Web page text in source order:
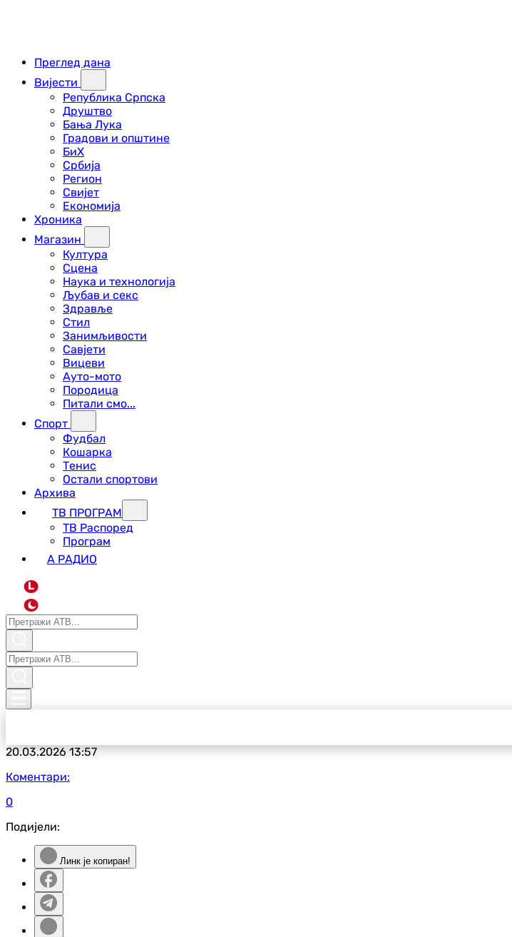
Преглед дана
Вијести
Република Српска
Друштво
Бања Лука
Градови и општине
БиХ
Србија
Регион
Свијет
Економија
Хроника
Магазин
Култура
Сцена
Наука и технологија
Љубав и секс
Здравље
Стил
Занимљивости
Савјети
Вицеви
Ауто-мото
Породица
Питали смо...
Спорт
Фудбал
Кошарка
Тенис
Остали спортови
Архива
ТВ ПРОГРАМ
ТВ Распоред
Програм
А РАДИО
L
20.03.202613:57
Коментари:
0
Подијели:
Линк је копиран!